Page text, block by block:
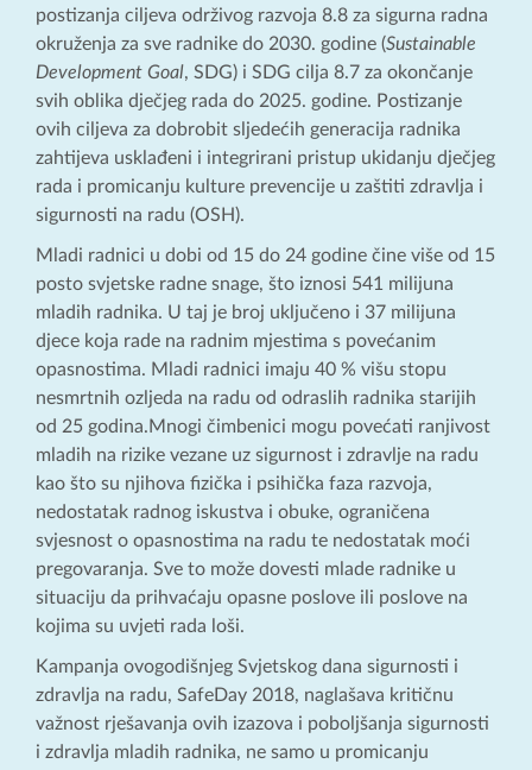
postizanja ciljeva održivog razvoja 8.8 za sigurna radna
okruženja za sve radnike do 2030. godine (Sustainable
Development Goal, SDG) i SDG cilja 8.7 za okončanje
svih oblika dječjeg rada do 2025. godine. Postizanje
ovih ciljeva za dobrobit sljedećih generacija radnika
zahtijeva usklađeni i integrirani pristup ukidanju dječjeg
rada i promicanju kulture prevencije u zaštiti zdravlja i
sigurnosti na radu (OSH).
Mladi radnici u dobi od 15 do 24 godine čine više od 15
posto svjetske radne snage, što iznosi 541 milijuna
mladih radnika. U taj je broj uključeno i 37 milijuna
djece koja rade na radnim mjestima s povećanim
opasnostima. Mladi radnici imaju 40 % višu stopu
nesmrtnih ozljeda na radu od odraslih radnika starijih
od 25 godina.Mnogi čimbenici mogu povećati ranjivost
mladih na rizike vezane uz sigurnost i zdravlje na radu
kao što su njihova fizička i psihička faza razvoja,
nedostatak radnog iskustva i obuke, ograničena
svjesnost o opasnostima na radu te nedostatak moći
pregovaranja. Sve to može dovesti mlade radnike u
situaciju da prihvaćaju opasne poslove ili poslove na
kojima su uvjeti rada loši.
Kampanja ovogodišnjeg Svjetskog dana sigurnosti i
zdravlja na radu, SafeDay 2018, naglašava kritičnu
važnost rješavanja ovih izazova i poboljšanja sigurnosti
i zdravlja mladih radnika, ne samo u promicanju